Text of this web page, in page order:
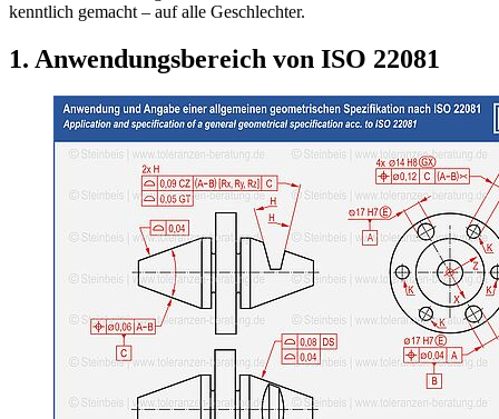
kenntlich gemacht – auf alle Geschlechter.
1. Anwendungsbereich von ISO 22081